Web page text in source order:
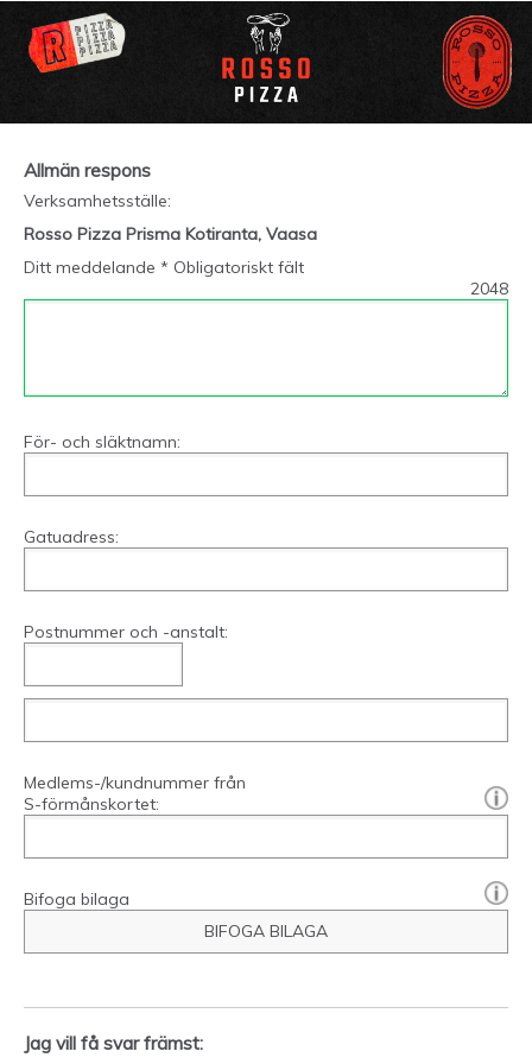
Allmän respons
Verksamhetsställe:
Rosso Pizza Prisma Kotiranta, Vaasa
Ditt meddelande * Obligatoriskt fält
2048
För- och släktnamn:
Gatuadress:
Postnummer och -anstalt:
Medlems-/kundnummer från
S-förmånskortet:
Bifoga bilaga
BIFOGA BILAGA
Jag vill få svar främst: